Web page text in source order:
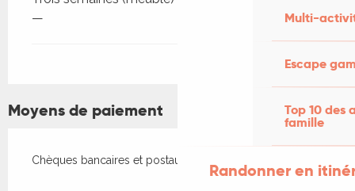
Multi-
Escape
Top 10 des
famille
Randonner en
—
Moyens de paiement
Chèques bancaires et postaux